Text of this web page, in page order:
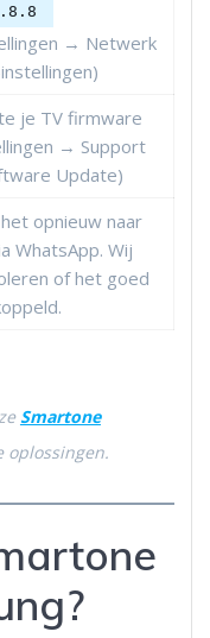
→ Netwerk
je TV firmware
→ Support
Update)
opnieuw naar
WhatsApp. Wij
of het goed
Smartone
oplossingen.